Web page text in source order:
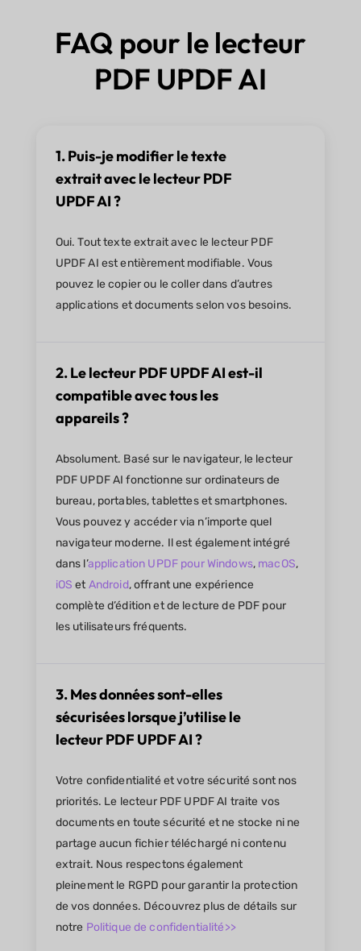
FAQ pour le lecteur
PDF UPDF AI
1. Puis-je modifier le texte
extrait avec le lecteur PDF
UPDF AI ?
Oui. Tout texte extrait avec le lecteur PDF
UPDF AI est entièrement modifiable. Vous
pouvez le copier ou le coller dans d’autres
applications et documents selon vos besoins.
2. Le lecteur PDF UPDF AI est-il
compatible avec tous les
appareils ?
Absolument. Basé sur le navigateur, le lecteur
PDF UPDF AI fonctionne sur ordinateurs de
bureau, portables, tablettes et smartphones.
Vous pouvez y accéder via n’importe quel
navigateur moderne. Il est également intégré
dans l’application UPDF pour Windows, macOS,
iOS et Android, offrant une expérience
complète d’édition et de lecture de PDF pour
les utilisateurs fréquents.
3. Mes données sont-elles
sécurisées lorsque j’utilise le
lecteur PDF UPDF AI ?
Votre confidentialité et votre sécurité sont nos
priorités. Le lecteur PDF UPDF AI traite vos
documents en toute sécurité et ne stocke ni ne
partage aucun fichier téléchargé ni contenu
extrait. Nous respectons également
pleinement le RGPD pour garantir la protection
de vos données. Découvrez plus de détails sur
notre Politique de confidentialité>>